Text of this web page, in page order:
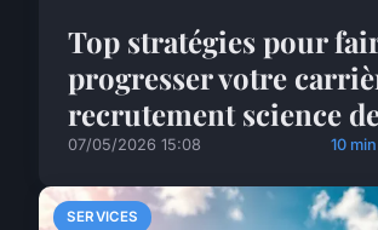
Top stratégies pour
progresser votre
recrutement science
07/05/2026 15:08 10
SERVICES